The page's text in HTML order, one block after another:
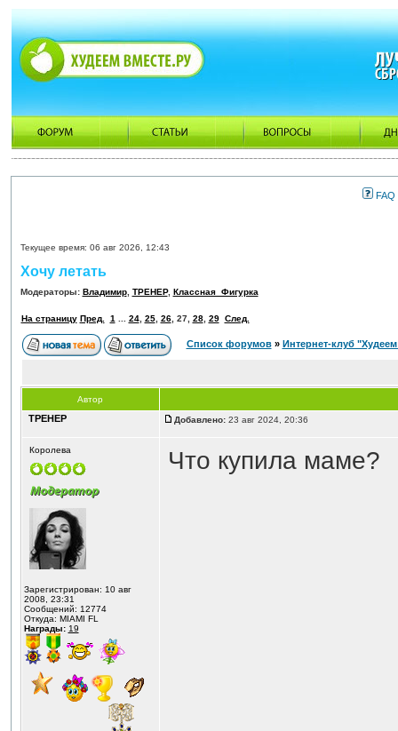
FAQ
Текущее время: 06 авг 2026, 12:43
Хочу летать
Модераторы: Владимир, ТРЕНЕР, Классная_Фигурка
На страницу Пред. 1 24, 25, 26, 27, 28, 29 След.
Список форумов» Интернет-клуб
Автор
ТРЕНЕР Добавлено:23 авг 2024, 20:36
Королева
Зарегистрирован: 10 авг
2008, 23:31
Сообщений: 12774
Откуда: MIAMI FL
Награды: 19
Что купила маме?